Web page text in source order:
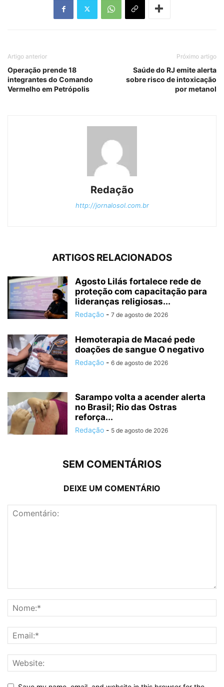
Artigo anterior
Operação prende 18
integrantes do Comando
Vermelho em Petrópolis
Próximo artigo
Saúde do RJ emite alerta
sobre risco de intoxicação
por metanol
Redação
http://jornalosol.com.br
ARTIGOS RELACIONADOS
Agosto Lilás fortalece rede de
proteção com capacitação para
lideranças religiosas...
Redação - 7 de agosto de 2026
Hemoterapia de Macaé pede
doações de sangue O negativo
Redação - 6 de agosto de 2026
Sarampo volta a acender alerta
no Brasil; Rio das Ostras
reforça...
Redação - 5 de agosto de 2026
SEM COMENTÁRIOS
DEIXE UM COMENTÁRIO